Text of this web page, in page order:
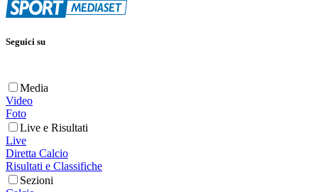
Seguici su
Media
Video
Foto
Live e Risultati
Live
Diretta Calcio
Risultati e Classifiche
Sezioni